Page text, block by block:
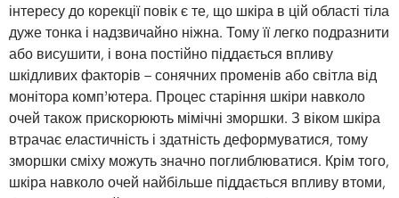
інтересу до корекції повік є те, що шкіра в цій області тіла
дуже тонка і надзвичайно ніжна. Тому її легко подразнити
або висушити, і вона постійно піддається впливу
шкідливих факторів – сонячних променів або світла від
монітора комп’ютера. Процес старіння шкіри навколо
очей також прискорюють мімічні зморшки. З віком шкіра
втрачає еластичність і здатність деформуватися, тому
зморшки сміху можуть значно поглиблюватися. Крім того,
шкіра навколо очей найбільше піддається впливу втоми,